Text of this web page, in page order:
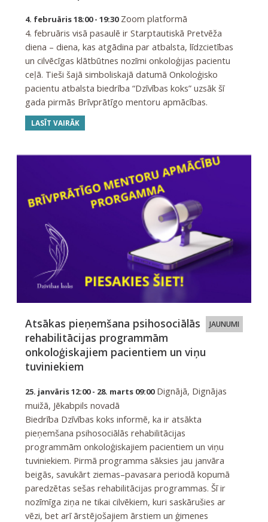
4. februāris 18:00 - 19:30Zoom platformā
4. februāris visā pasaulē ir Starptautiskā Pretvēža
diena – diena, kas atgādina par atbalsta, līdzcietības
un cilvēcīgas klātbūtnes nozīmi onkoloģijas pacientu
ceļā. Tieši šajā simboliskajā datumā Onkoloģisko
pacientu atbalsta biedrība “Dzīvības koks” uzsāk šī
gada pirmās Brīvprātīgo mentoru apmācības.
LASĪT VAIRĀK
JAUNUMI
Atsākas pieņemšana psihosociālās
rehabilitācijas programmām
onkoloģiskajiem pacientiem un viņu
tuviniekiem
25. janvāris 12:00 - 28. marts 09:00Dignājā, Dignājas
muižā, Jēkabpils novadā
Biedrība Dzīvības koks informē, ka ir atsākta
pieņemšana psihosociālās rehabilitācijas
programmām onkoloģiskajiem pacientiem un viņu
tuviniekiem. Pirmā programma sāksies jau janvāra
beigās, savukārt ziemas–pavasara periodā kopumā
paredzētas sešas rehabilitācijas programmas. Šī ir
nozīmīga ziņa ne tikai cilvēkiem, kuri saskārušies ar
vēzi, bet arī ārstējošajiem ārstiem un ģimenes